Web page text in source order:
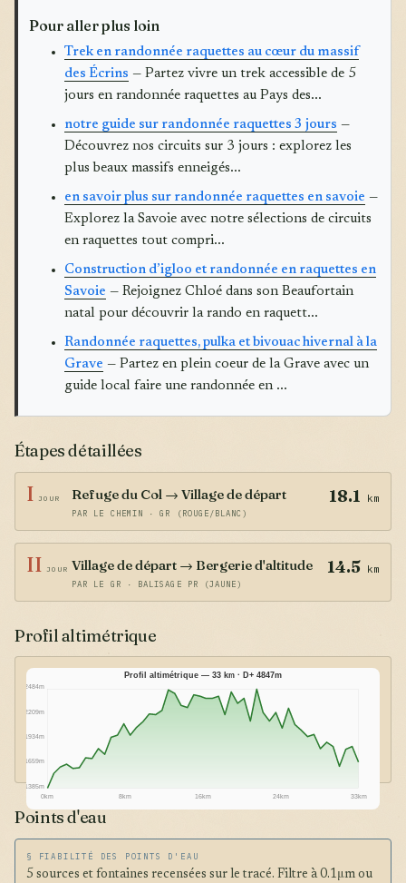
Pour aller plus loin
Trek en randonnée raquettes au cœur du massif
des Écrins — Partez vivre un trek accessible de 5
jours en randonnée raquettes au Pays des...
notre guide sur randonnée raquettes 3 jours —
Découvrez nos circuits sur 3 jours : explorez les
plus beaux massifs enneigés...
en savoir plus sur randonnée raquettes en savoie —
Explorez la Savoie avec notre sélections de circuits
en raquettes tout compri...
Construction d’igloo et randonnée en raquettes en
Savoie — Rejoignez Chloé dans son Beaufortain
natal pour découvrir la rando en raquett...
Randonnée raquettes, pulka et bivouac hivernal à la
Grave — Partez en plein coeur de la Grave avec un
guide local faire une randonnée en ...
Étapes détaillées
I JOUR Refuge du Col → Village de départ
PAR LE CHEMIN · GR (ROUGE/BLANC)
18.1 km
II JOUR Village de départ → Bergerie d'altitude
PAR LE GR · BALISAGE PR (JAUNE)
14.5 km
Profil altimétrique
1385m
1659m
1934m
2209m
2484m
0km 8km 16km 24km 33km
Profil altimétrique — 33 km · D+ 4847m
Points d'eau
§ FIABILITÉ DES POINTS D'EAU
5 sources et fontaines recensées sur le tracé. Filtre à 0.1μm ou